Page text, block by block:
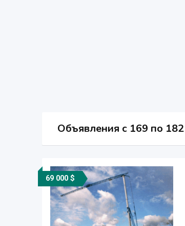
Объявления c 169 по
69 000 $